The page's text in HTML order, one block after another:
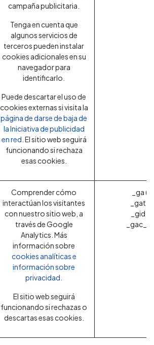
campaña publicitaria.
Tenga en cuenta que
algunos servicios de
terceros pueden instalar
cookies adicionales en su
navegador para
identificarlo.
Puede descartar el uso de
cookies externas si visita la
página de darse de baja de
la Iniciativa de publicidad
en red . El sitio web seguirá
funcionando si rechaza
esas cookies.
Comprender cómo
interactúan los visitantes
con nuestro sitio web, a
través de Google
Analytics. Más
información sobre
cookies analíticas e
información sobre
privacidad.
El sitio web seguirá
funcionando si rechazas o
descartas esas cookies.
_ga
_gat
_gid